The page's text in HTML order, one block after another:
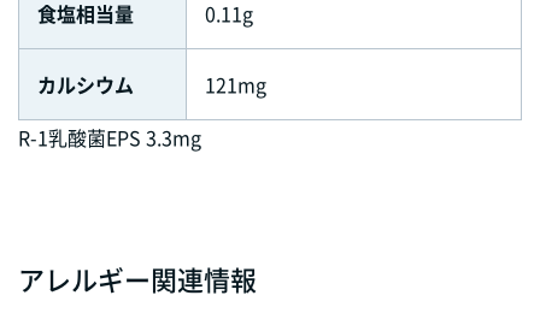
食塩相当量 0.11g
カルシウム
121mg
R-1乳酸菌EPS 3.3mg
アレルギー関連情報